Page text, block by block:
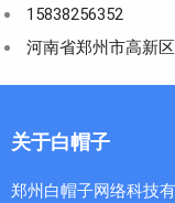
15838256352
河南省郑州市高新
关于白帽子
郑州白帽子网络科技